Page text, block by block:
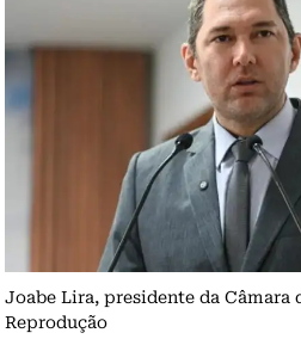
Joabe Lira, presidente da Câmara
Reprodução